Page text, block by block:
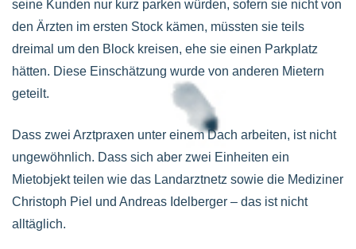
seine Kunden nur kurz parken würden, sofern sie nicht von
den Ärzten im ersten Stock kämen, müssten sie teils
dreimal um den Block kreisen, ehe sie einen Parkplatz
hätten. Diese Einschätzung wurde von anderen Mietern
geteilt.
Dass zwei Arztpraxen unter einem Dach arbeiten, ist nicht
ungewöhnlich. Dass sich aber zwei Einheiten ein
Mietobjekt teilen wie das Landarztnetz sowie die Mediziner
Christoph Piel und Andreas Idelberger – das ist nicht
alltäglich.